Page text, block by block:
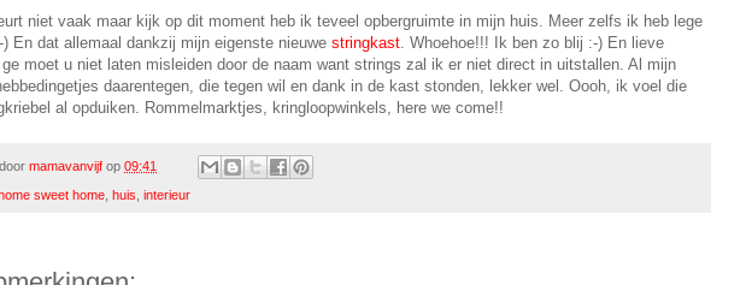
niet vaak maar kijk op dit moment heb ik teveel opbergruimte in mijn huis. Meer zelfs ik heb lege
) En dat allemaal dankzij mijn eigenste nieuwe stringkast . Whoehoe!!! Ik ben zo blij :-) En lieve
ge moet u niet laten misleiden door de naam want strings zal ik er niet direct in uitstallen. Al mijn
daarentegen, die tegen wil en dank in de kast stonden, lekker wel. Oooh, ik voel die
al opduiken. Rommelmarktjes, kringloopwinkels, here we come!!
mamavanvijf op 09:41
home sweet home huis interieur